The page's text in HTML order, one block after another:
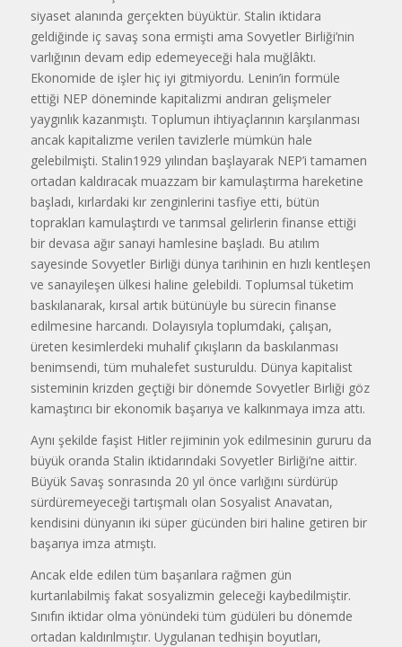
siyaset alanında gerçekten büyüktür. Stalin iktidara
geldiğinde iç savaş sona ermişti ama Sovyetler Birliği’nin
varlığının devam edip edemeyeceği hala muğlâktı.
Ekonomide de işler hiç iyi gitmiyordu. Lenin’in formüle
ettiği NEP döneminde kapitalizmi andıran gelişmeler
yaygınlık kazanmıştı. Toplumun ihtiyaçlarının karşılanması
ancak kapitalizme verilen tavizlerle mümkün hale
gelebilmişti. Stalin1929 yılından başlayarak NEP’i tamamen
ortadan kaldıracak muazzam bir kamulaştırma hareketine
başladı, kırlardaki kır zenginlerini tasfiye etti, bütün
toprakları kamulaştırdı ve tarımsal gelirlerin finanse ettiği
bir devasa ağır sanayi hamlesine başladı. Bu atılım
sayesinde Sovyetler Birliği dünya tarihinin en hızlı kentleşen
ve sanayileşen ülkesi haline gelebildi. Toplumsal tüketim
baskılanarak, kırsal artık bütünüyle bu sürecin finanse
edilmesine harcandı. Dolayısıyla toplumdaki, çalışan,
üreten kesimlerdeki muhalif çıkışların da baskılanması
benimsendi, tüm muhalefet susturuldu. Dünya kapitalist
sisteminin krizden geçtiği bir dönemde Sovyetler Birliği göz
kamaştırıcı bir ekonomik başarıya ve kalkınmaya imza attı.
Aynı şekilde faşist Hitler rejiminin yok edilmesinin gururu da
büyük oranda Stalin iktidarındaki Sovyetler Birliği’ne aittir.
Büyük Savaş sonrasında 20 yıl önce varlığını sürdürüp
sürdüremeyeceği tartışmalı olan Sosyalist Anavatan,
kendisini dünyanın iki süper gücünden biri haline getiren bir
başarıya imza atmıştı.
Ancak elde edilen tüm başarılara rağmen gün
kurtarılabilmiş fakat sosyalizmin geleceği kaybedilmiştir.
Sınıfın iktidar olma yönündeki tüm güdüleri bu dönemde
ortadan kaldırılmıştır. Uygulanan tedhişin boyutları,